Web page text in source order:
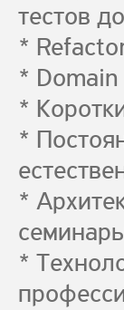
тестов
*
*
*
*
*
*